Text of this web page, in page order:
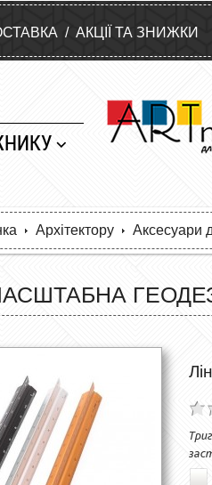
/ АКЦІЇ ТА ЗНИЖКИ
Архітектору Аксесуари